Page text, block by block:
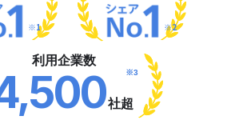
※1 ※2
利用企業数
社超
※3